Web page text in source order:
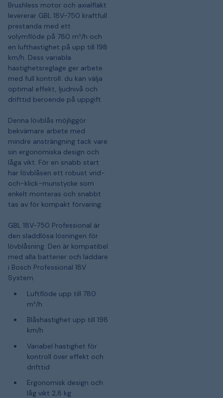
Brushless motor och axialfläkt
levererar GBL 18V-750 kraftfull
prestanda med ett
volymflöde på 780 m³/h och
en lufthastighet på upp till 198
km/h. Dess variabla
hastighetsreglage ger arbete
med full kontroll: du kan välja
optimal effekt, ljudnivå och
drifttid beroende på uppgift.
Denna lövblås möjliggör
bekvämare arbete med
mindre ansträngning tack vare
sin ergonomiska design och
låga vikt. För en snabb start
har lövblåsen ett robust vrid-
och-klick-munstycke som
enkelt monteras och snabbt
tas av för kompakt förvaring.
GBL 18V-750 Professional är
den sladdlösa lösningen för
lövblåsning. Den är kompatibel
med alla batterier och laddare
i Bosch Professional 18V
System.
Luftflöde upp till 780
m³/h
Blåshastighet upp till 198
km/h
Variabel hastighet för
kontroll över effekt och
drifttid
Ergonomisk design och
låg vikt 2,8 kg